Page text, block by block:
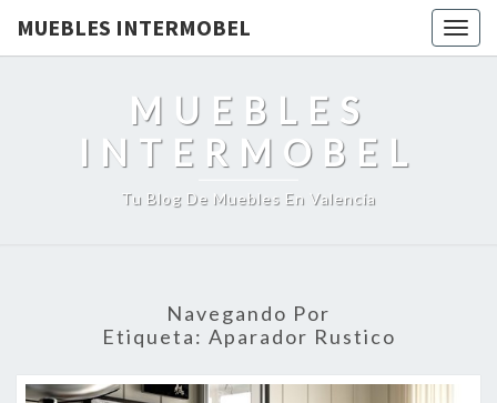
MUEBLES INTERMOBEL
MUEBLES
INTERMOBEL
Tu Blog De Muebles En Valencia
Navegando Por
Etiqueta: Aparador Rustico